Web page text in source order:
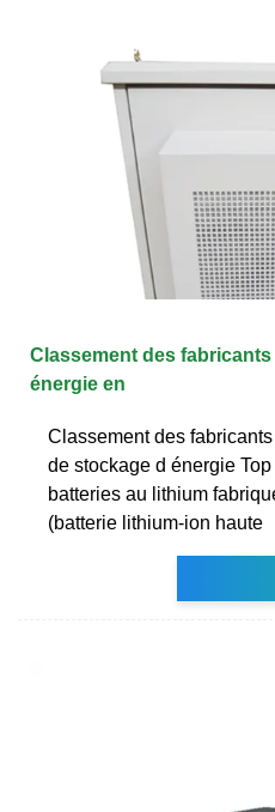
Classement des
énergie en
Classement des
de stockage d énergie
batteries au lithium
(batterie lithium-ion haute